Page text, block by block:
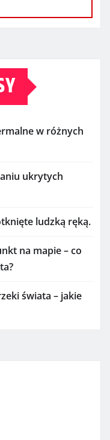
w różnych
ukrytych
ludzką ręką.
na mapie – co
świata – jakie